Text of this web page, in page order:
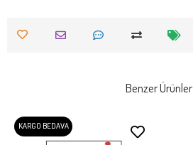
Benzer Ürünler
KARGO BEDAVA